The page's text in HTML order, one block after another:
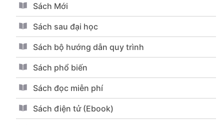
Sách Mới
Sách sau đại học
Sách bộ hướng dẫn quy trình
Sách phổ biến
Sách đọc miễn phí
Sách điện tử (Ebook)